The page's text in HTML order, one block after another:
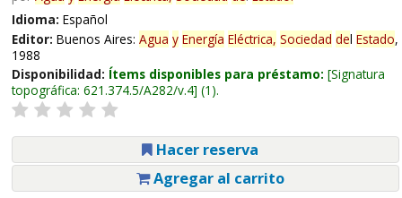
Idioma: Español
Editor: Buenos Aires: Agua y Energía Eléctrica, Sociedad del Estado,
1988
Disponibilidad: Ítems disponibles para préstamo: Signatura
topográfica: 621.374.5/A282/v.4 (1).
Hacer reserva
Agregar al carrito